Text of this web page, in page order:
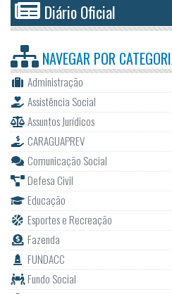
Diário Oficial
NAVEGAR POR
Administração
Assistência Social
Assuntos Jurídicos
CARAGUAPREV
Comunicação Social
Defesa Civil
Educação
Esportes e Recreação
Fazenda
FUNDACC
Fundo Social